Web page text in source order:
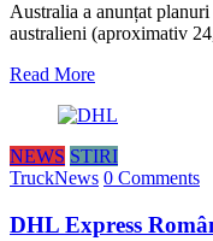
Australia a anunțat
australieni (aproximativ
Read More
NEWS STIRI
TruckNews 0 Comments
DHL Express